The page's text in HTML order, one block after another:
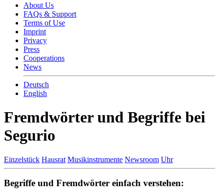
About Us
FAQs & Support
Terms of Use
Imprint
Privacy
Press
Cooperations
News
Deutsch
English
Fremdwörter und Begriffe bei
Segurio
Einzelstück Hausrat Musikinstrumente Newsroom Uhr
Begriffe und Fremdwörter einfach verstehen: